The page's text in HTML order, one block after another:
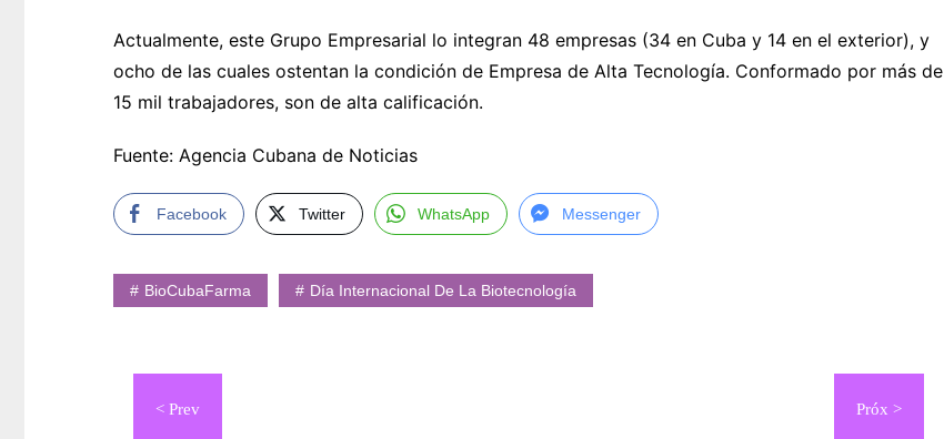
Actualmente, este Grupo Empresarial lo integran 48 empresas (34 en Cuba y 14 en el exterior), y
ocho de las cuales ostentan la condición de Empresa de Alta Tecnología. Conformado por más de
15 mil trabajadores, son de alta calificación.
Fuente: Agencia Cubana de Noticias
Facebook Twitter WhatsApp Messenger
BioCubaFarma Día Internacional De La Biotecnología
Navegación